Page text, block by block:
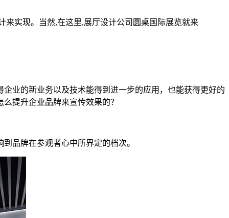
实现。当然,在这里,展厅设计公司圆桌国际展览就来
业的新业务以及技术能得到进一步的应用，也能获得更好的
提升企业品牌来宣传效果的？
品牌在参观者心中所界定的档次。